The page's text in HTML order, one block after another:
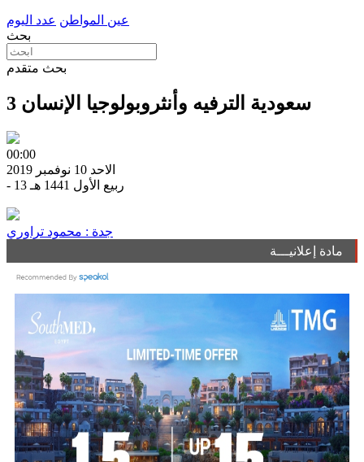
عين المواطن عدد اليوم
بحث
بحث متقدم
سعودية الترفيه وأنثروبولوجيا الإنسان 3
00:00
الاحد 10 نوفمبر 2019
- 13 ربيع الأول 1441 هـ
جدة : محمود تراوري
مادة إعلانيـــة